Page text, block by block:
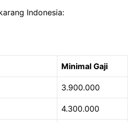
Indonesia:
Minimal Gaji
3.900.000
4.300.000